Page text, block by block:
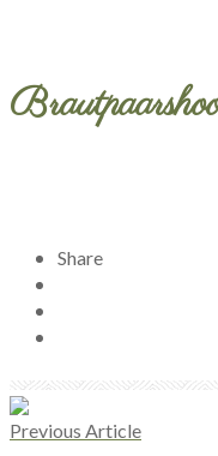
Share
Previous Article